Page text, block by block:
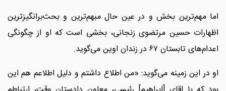
اما مهم‌ترین بخش و در عین حال مبهم‌ترین و بحث‌برانگیزترین
اظهارات حسین مرتضوی زنجانی، بخشی است که او از چگونگی
اعدام‌های تابستان ۶۷ در زندان اوین می‌گوید.
او در این زمینه می‌گوید: «من اطلاع داشتم و دلیل اطلاعم هم این